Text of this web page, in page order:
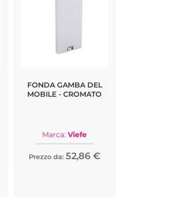
FONDA GAMBA DEL
MOBILE - CROMATO
Marca: Viefe
Prezzo da: 52,86 €